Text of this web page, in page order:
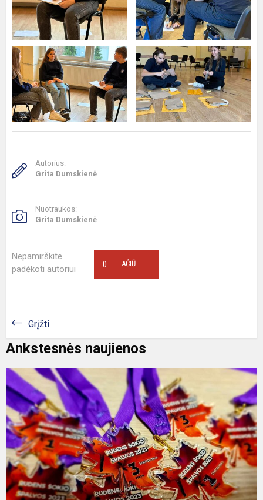
Autorius:
Grita Dumskienė
Nuotraukos:
Grita Dumskienė
Nepamirškite
padėkoti autoriui
AČIŪ
0
Grįžti
Ankstesnės naujienos